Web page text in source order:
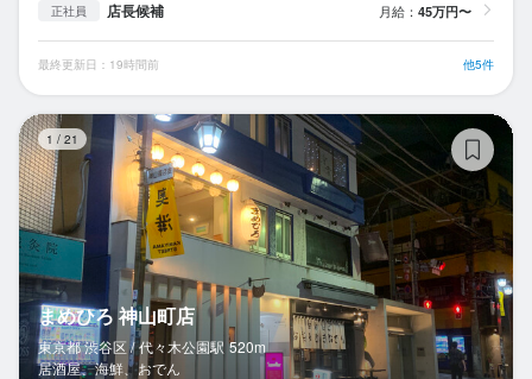
正社員 店長候補 月給： 45万円〜
最終更新日：19時間前 他5件
1 / 21
まめひろ 神山町店
東京都 渋谷区 / 代々木公園駅 520m
居酒屋、海鮮、おでん